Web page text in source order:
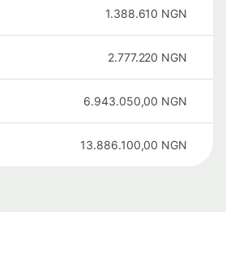
1.388.610 NGN
2.777.220 NGN
6.943.050,00 NGN
13.886.100,00 NGN